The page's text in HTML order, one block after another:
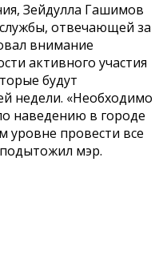
Зейдулла Гашимов
отвечающей за
внимание
активного участия
будут
недели. «Необходимо
наведению в городе
уровне провести все
мэр.